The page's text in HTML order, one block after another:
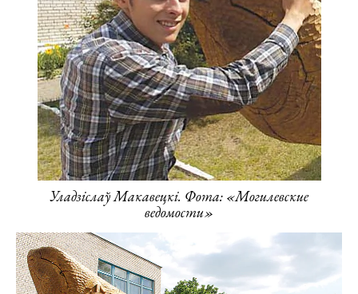
Уладзіслаў Макавецкі. Фота: «Могилевские
ведомости»